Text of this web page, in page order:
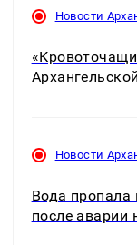
Новости
Новости
Вода пропала
после аварии